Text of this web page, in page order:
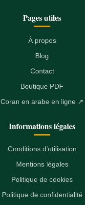
Pages utiles
À propos
Blog
Contact
Boutique PDF
Coran en arabe en ligne ↗
Informations légales
Conditions d’utilisation
Mentions légales
Politique de cookies
Politique de confidentialité